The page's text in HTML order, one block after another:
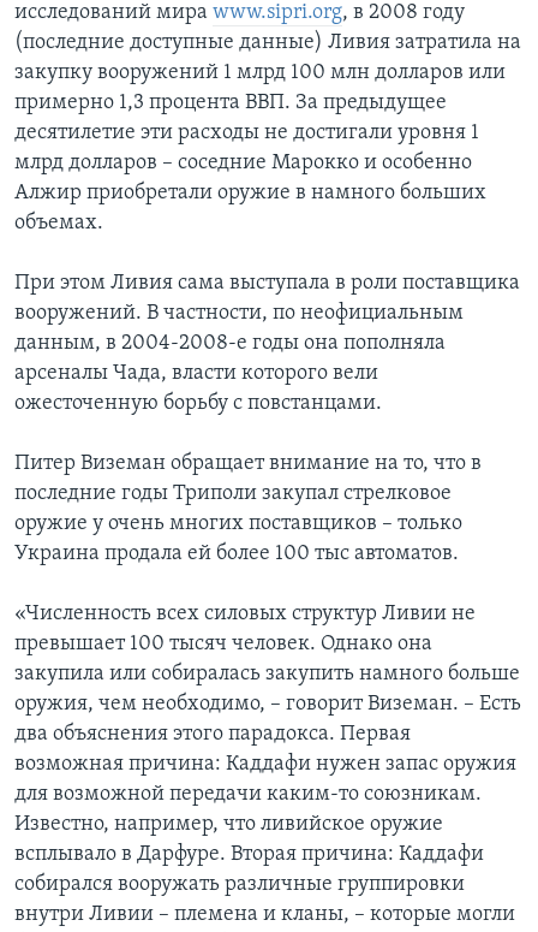
исследований мира www.sipri.org, в 2008 году
(последние доступные данные) Ливия затратила на
закупку вооружений 1 млрд 100 млн долларов или
примерно 1,3 процента ВВП. За предыдущее
десятилетие эти расходы не достигали уровня 1
млрд долларов – соседние Марокко и особенно
Алжир приобретали оружие в намного больших
объемах.
При этом Ливия сама выступала в роли поставщика
вооружений. В частности, по неофициальным
данным, в 2004-2008-е годы она пополняла
арсеналы Чада, власти которого вели
ожесточенную борьбу с повстанцами.
Питер Виземан обращает внимание на то, что в
последние годы Триполи закупал стрелковое
оружие у очень многих поставщиков – только
Украина продала ей более 100 тыс автоматов.
«Численность всех силовых структур Ливии не
превышает 100 тысяч человек. Однако она
закупила или собиралась закупить намного больше
оружия, чем необходимо, – говорит Виземан. – Есть
два объяснения этого парадокса. Первая
возможная причина: Каддафи нужен запас оружия
для возможной передачи каким-то союзникам.
Известно, например, что ливийское оружие
всплывало в Дарфуре. Вторая причина: Каддафи
собирался вооружать различные группировки
внутри Ливии – племена и кланы, – которые могли